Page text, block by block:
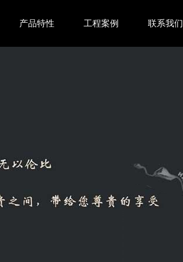
产品特性 工程案例 联系我们